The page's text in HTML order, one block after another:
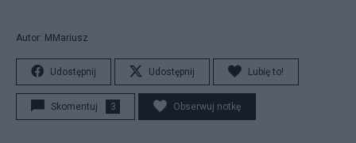
Autor: MMariusz
Udostępnij Udostępnij Lubię to!
Skomentuj 3 Obserwuj notkę